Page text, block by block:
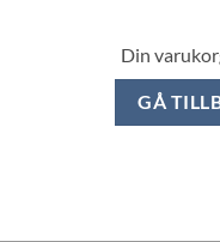
Din
GÅ